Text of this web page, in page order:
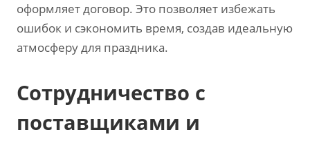
оформляет договор. Это позволяет избежать
ошибок и сэкономить время‚ создав идеальную
атмосферу для праздника.
Сотрудничество с
поставщиками и